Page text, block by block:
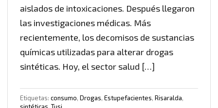
aislados de intoxicaciones. Después llegaron
las investigaciones médicas. Más
recientemente, los decomisos de sustancias
químicas utilizadas para alterar drogas
sintéticas. Hoy, el sector salud […]
Etiquetas: consumo, Drogas, Estupefacientes, Risaralda,